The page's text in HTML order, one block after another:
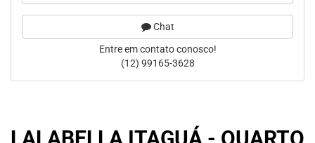
Chat
Entre em contato conosco!
(12) 99165-3628